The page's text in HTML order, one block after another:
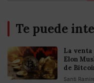
Te puede
La
Elon
de
Santi